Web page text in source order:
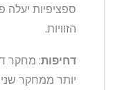
ספציפיות
הזוויות.
דחיפות: מחקר
יותר ממחקר